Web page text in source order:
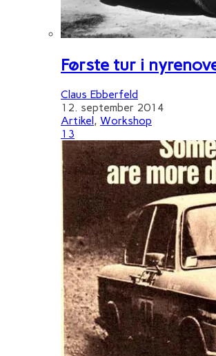
Første tur i
Claus Ebberfeld
12. september 2014
Artikel , Workshop
13